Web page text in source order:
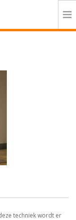
techniek wordt er